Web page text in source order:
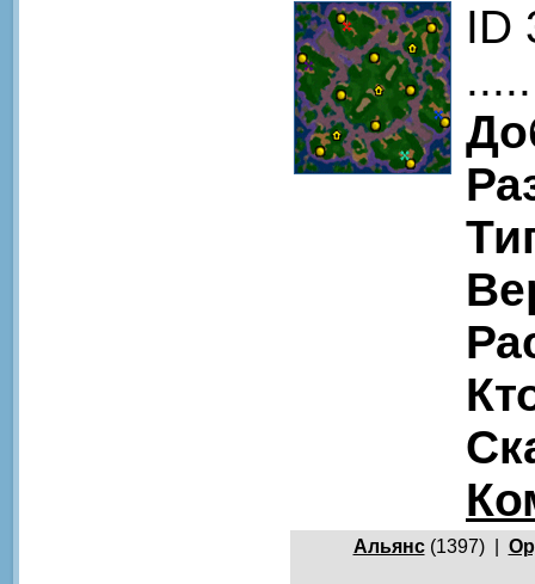
ID
.....
Альянс(1397) |